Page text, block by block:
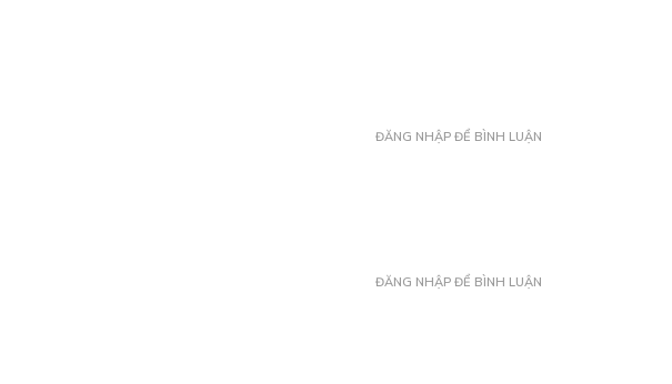
ĐĂNG NHẬP ĐỂ BÌNH LUẬN
ĐĂNG NHẬP ĐỂ BÌNH LUẬN